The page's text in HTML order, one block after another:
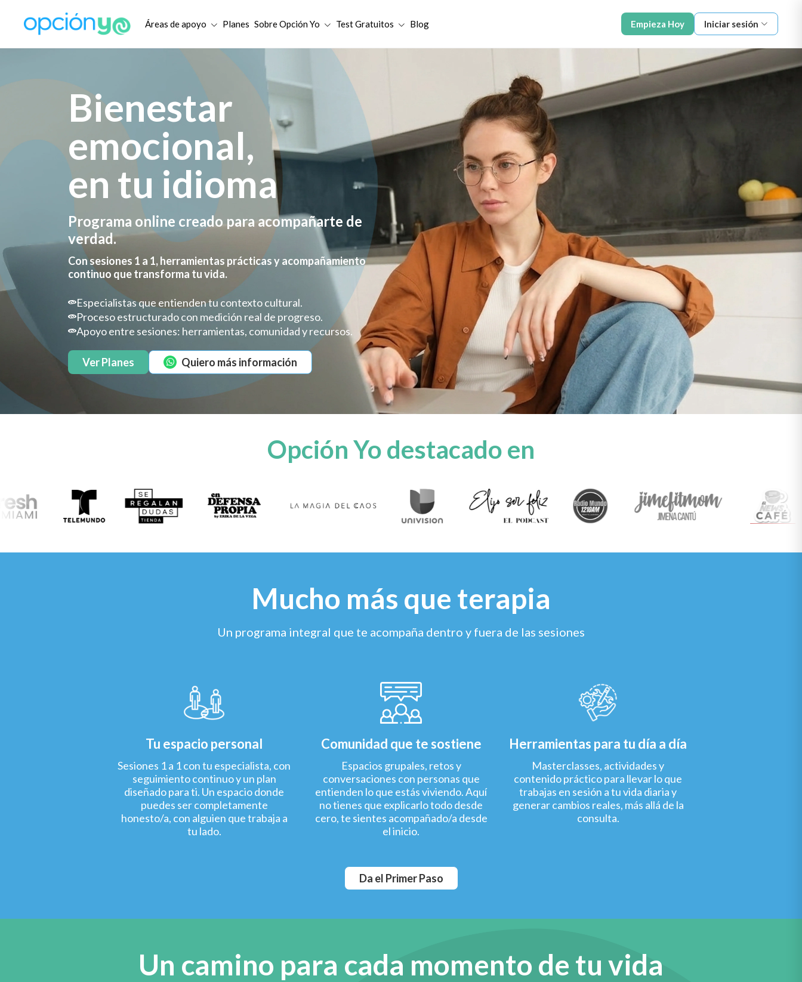
Áreas de apoyo Planes Sobre Opción Yo Test Gratuitos Blog Empieza Hoy Iniciar sesión
Bienestar
emocional,
en tu idioma
Programa online creado para acompañarte de
verdad.
Con sesiones 1 a 1, herramientas prácticas y acompañamiento
continuo que transforma tu vida.
Especialistas que entienden tu contexto cultural.
Proceso estructurado con medición real de progreso.
Apoyo entre sesiones: herramientas, comunidad y recursos.
Ver Planes Quiero más información
Opción Yo destacado en
Mucho más que terapia
Un programa integral que te acompaña dentro y fuera de las sesiones
Tu espacio personal
Sesiones 1 a 1 con tu especialista, con
seguimiento continuo y un plan
diseñado para ti. Un espacio donde
puedes ser completamente
honesto/a, con alguien que trabaja a
tu lado.
Comunidad que te sostiene
Espacios grupales, retos y
conversaciones con personas que
entienden lo que estás viviendo. Aquí
no tienes que explicarlo todo desde
cero, te sientes acompañado/a desde
el inicio.
Herramientas para tu día a día
Masterclasses, actividades y
contenido práctico para llevar lo que
trabajas en sesión a tu vida diaria y
generar cambios reales, más allá de la
consulta.
Da el Primer Paso
Un camino para cada momento de tu vida